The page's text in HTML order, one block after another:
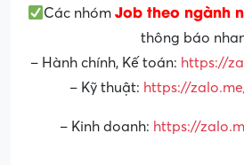
Các nhómJob theo ngành
thông báo
– Hành chính, Kế toán: https://
– Kỹ thuật: https://
– Kinh doanh: https://